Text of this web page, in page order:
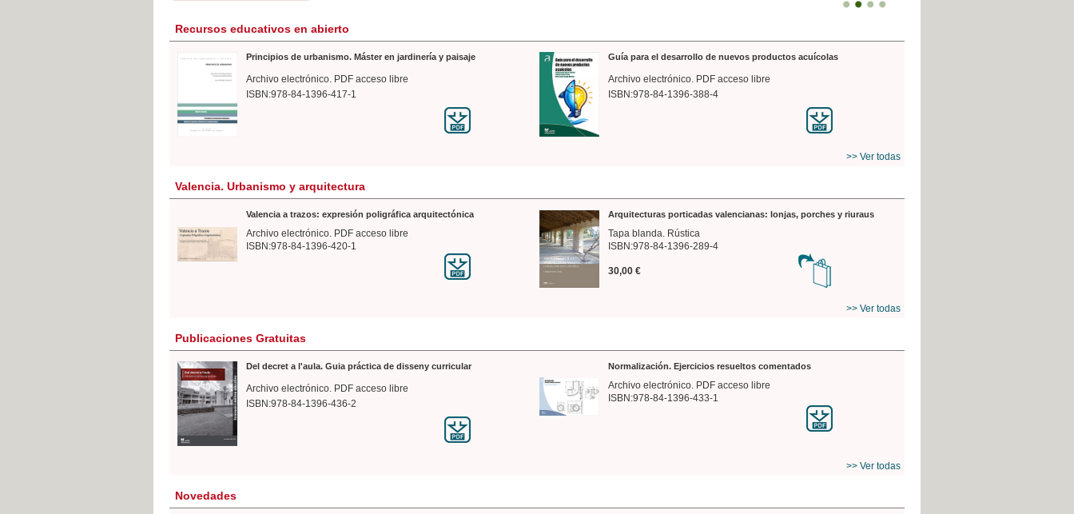
Recursos educativos en abierto
Principios de urbanismo. Máster en jardinería y paisaje
Archivo electrónico. PDF acceso libre
ISBN:978-84-1396-417-1
Guía para el desarrollo de nuevos productos acuícolas
Archivo electrónico. PDF acceso libre
ISBN:978-84-1396-388-4
>> Ver todas
Valencia. Urbanismo y arquitectura
Valencia a trazos: expresión poligráfica arquitectónica
Archivo electrónico. PDF acceso libre
ISBN:978-84-1396-420-1
Arquitecturas porticadas valencianas: lonjas, porches y riuraus
Tapa blanda. Rústica
ISBN:978-84-1396-289-4
30,00 €
>> Ver todas
Publicaciones Gratuitas
Del decret a l'aula. Guia práctica de disseny curricular
Archivo electrónico. PDF acceso libre
ISBN:978-84-1396-436-2
Normalización. Ejercicios resueltos comentados
Archivo electrónico. PDF acceso libre
ISBN:978-84-1396-433-1
>> Ver todas
Novedades